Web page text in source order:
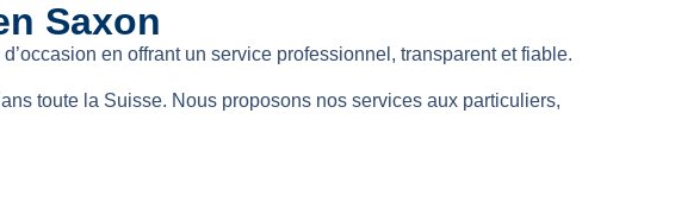
Saxon
en offrant un service professionnel, transparent et fiable.
toute la Suisse. Nous proposons nos services aux particuliers,